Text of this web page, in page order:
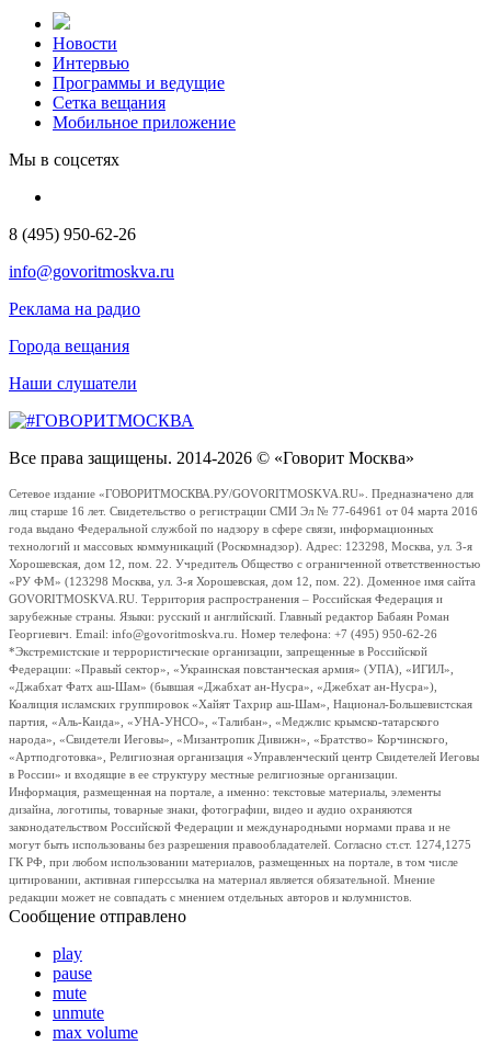
Новости
Интервью
Программы и ведущие
Сетка вещания
Мобильное приложение
Мы в соцсетях
8 (495) 950-62-26
info@govoritmoskva.ru
Реклама на радио
Города вещания
Наши слушатели
Все права защищены. 2014-2026 © «Говорит Москва»
Сетевое издание «ГОВОРИТМОСКВА.РУ/GOVORITMOSKVA.RU». Предназначено для
лиц старше 16 лет. Свидетельство о регистрации СМИ Эл № 77-64961 от 04 марта 2016
года выдано Федеральной службой по надзору в сфере связи, информационных
технологий и массовых коммуникаций (Роскомнадзор). Адрес: 123298, Москва, ул. 3-я
Хорошевская, дом 12, пом. 22. Учредитель Общество с ограниченной ответственностью
«РУ ФМ» (123298 Москва, ул. 3-я Хорошевская, дом 12, пом. 22). Доменное имя сайта
GOVORITMOSKVA.RU. Территория распространения – Российская Федерация и
зарубежные страны. Языки: русский и английский. Главный редактор Бабаян Роман
Георгиевич. Email: info@govoritmoskva.ru. Номер телефона: +7 (495) 950-62-26
*Экстремистские и террористические организации, запрещенные в Российской
Федерации: «Правый сектор», «Украинская повстанческая армия» (УПА), «ИГИЛ»,
«Джабхат Фатх аш-Шам» (бывшая «Джабхат ан-Нусра», «Джебхат ан-Нусра»),
Коалиция исламских группировок «Хайят Тахрир аш-Шам», Национал-Большевистская
партия, «Аль-Каида», «УНА-УНСО», «Талибан», «Меджлис крымско-татарского
народа», «Свидетели Иеговы», «Мизантропик Дивижн», «Братство» Корчинского,
«Артподготовка», Религиозная организация «Управленческий центр Свидетелей Иеговы
в России» и входящие в ее структуру местные религиозные организации.
Информация, размещенная на портале, а именно: текстовые материалы, элементы
дизайна, логотипы, товарные знаки, фотографии, видео и аудио охраняются
законодательством Российской Федерации и международными нормами права и не
могут быть использованы без разрешения правообладателей. Согласно ст.ст. 1274,1275
ГК РФ, при любом использовании материалов, размещенных на портале, в том числе
цитировании, активная гиперссылка на материал является обязательной. Мнение
редакции может не совпадать с мнением отдельных авторов и колумнистов.
Сообщение отправлено
play
pause
mute
unmute
max volume